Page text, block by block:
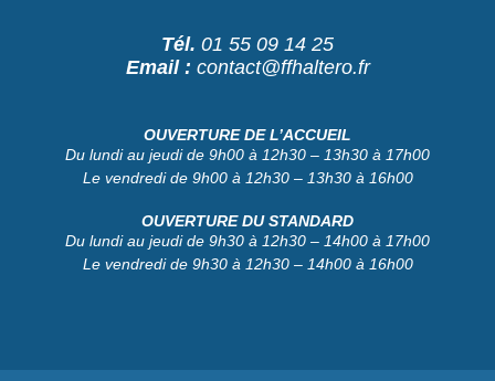
Tél. 01 55 09 14 25
Email : contact@ffhaltero.fr
OUVERTURE DE L’ACCUEIL
Du lundi au jeudi de 9h00 à 12h30 – 13h30 à 17h00
Le vendredi de 9h00 à 12h30 – 13h30 à 16h00
OUVERTURE DU STANDARD
Du lundi au jeudi de 9h30 à 12h30 – 14h00 à 17h00
Le vendredi de 9h30 à 12h30 – 14h00 à 16h00